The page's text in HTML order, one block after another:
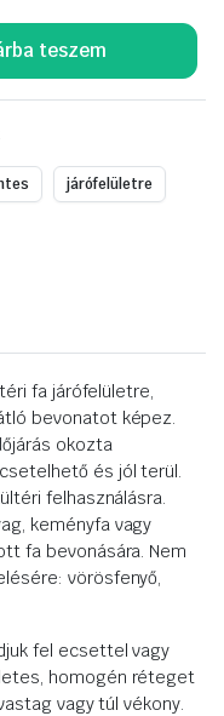
teszem
járófelületre
fa járófelületre,
bevonatot képez.
okozta
és jól terül.
felhasználásra.
keményfa vagy
fa bevonására. Nem
vörösfenyő,
fel ecsettel vagy
homogén réteget
vagy túl vékony.